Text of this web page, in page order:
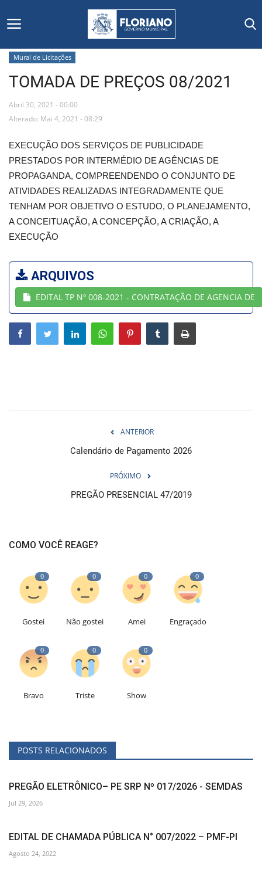
Início
Editais
Floriano
Secretarias e Órgãos
Vídeos
Webmail
Mural de Licitações
TOMADA DE PREÇOS 08/2021
Abril 30, 2021 - 00:00
Alterado: Mai 4, 2021 - 08:29
EXECUÇÃO DOS SERVIÇOS DE PUBLICIDADE
PRESTADOS POR INTERMÉDIO DE AGÊNCIAS DE
PROPAGANDA, COMPREENDENDO O CONJUNTO DE
ATIVIDADES REALIZADAS INTEGRADAMENTE QUE
TENHAM POR OBJETIVO O ESTUDO, O PLANEJAMENTO,
A CONCEITUAÇÃO, A CONCEPÇÃO, A CRIAÇÃO, A
EXECUÇÃO
ARQUIVOS
EDITAL TP Nº 008-2021 - CONTRATAÇÃO DE AGENCIA DE
ANTERIOR
Calendário de Pagamento 2026
PRÓXIMO
PREGÃO PRESENCIAL 47/2019
COMO VOCÊ REAGE?
0
Gostei
0
Não gostei
0
Amei
0
Engraçado
0
Bravo
0
Triste
0
Show
POSTS RELACIONADOS
PREGÃO ELETRÔNICO– PE SRP Nº 017/2026 - SEMDAS
Jul 29, 2026
EDITAL DE CHAMADA PÚBLICA N° 007/2022 – PMF-PI
Agosto 24, 2022